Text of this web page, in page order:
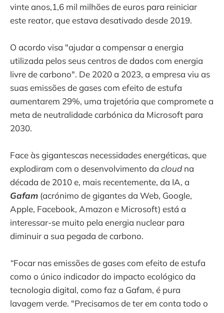
vinte anos,1,6 mil milhões de euros para reiniciar
este reator, que estava desativado desde 2019.
O acordo visa "ajudar a compensar a energia
utilizada pelos seus centros de dados com energia
livre de carbono". De 2020 a 2023, a empresa viu as
suas emissões de gases com efeito de estufa
aumentarem 29%, uma trajetória que compromete a
meta de neutralidade carbónica da Microsoft para
2030.
Face às gigantescas necessidades energéticas, que
explodiram com o desenvolvimento da cloud na
década de 2010 e, mais recentemente, da IA, a
Gafam (acrónimo de gigantes da Web, Google,
Apple, Facebook, Amazon e Microsoft) está a
interessar-se muito pela energia nuclear para
diminuir a sua pegada de carbono.
“Focar nas emissões de gases com efeito de estufa
como o único indicador do impacto ecológico da
tecnologia digital, como faz a Gafam, é pura
lavagem verde. "Precisamos de ter em conta todo o